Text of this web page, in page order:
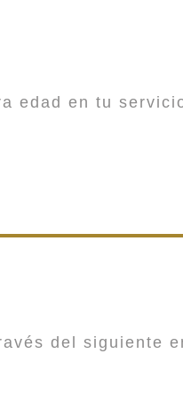
edad en tu
del siguiente